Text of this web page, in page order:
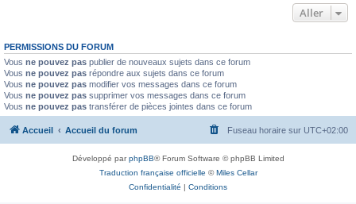
Aller
PERMISSIONS DU FORUM
Vous ne pouvez pas publier de nouveaux sujets dans ce forum
Vous ne pouvez pas répondre aux sujets dans ce forum
Vous ne pouvez pas modifier vos messages dans ce forum
Vous ne pouvez pas supprimer vos messages dans ce forum
Vous ne pouvez pas transférer de pièces jointes dans ce forum
Accueil Accueil du forum Fuseau horaire sur UTC+02:00
Développé parphpBB® Forum Software © phpBB Limited
Traduction française officielle ©Miles Cellar
Confidentialité | Conditions